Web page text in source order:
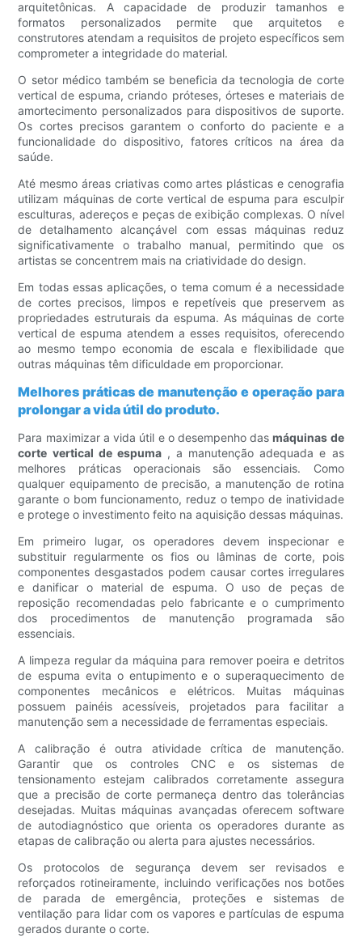
arquitetônicas. A capacidade de produzir tamanhos e
formatos personalizados permite que arquitetos e
construtores atendam a requisitos de projeto específicos sem
comprometer a integridade do material.
O setor médico também se beneficia da tecnologia de corte
vertical de espuma, criando próteses, órteses e materiais de
amortecimento personalizados para dispositivos de suporte.
Os cortes precisos garantem o conforto do paciente e a
funcionalidade do dispositivo, fatores críticos na área da
saúde.
Até mesmo áreas criativas como artes plásticas e cenografia
utilizam máquinas de corte vertical de espuma para esculpir
esculturas, adereços e peças de exibição complexas. O nível
de detalhamento alcançável com essas máquinas reduz
significativamente o trabalho manual, permitindo que os
artistas se concentrem mais na criatividade do design.
Em todas essas aplicações, o tema comum é a necessidade
de cortes precisos, limpos e repetíveis que preservem as
propriedades estruturais da espuma. As máquinas de corte
vertical de espuma atendem a esses requisitos, oferecendo
ao mesmo tempo economia de escala e flexibilidade que
outras máquinas têm dificuldade em proporcionar.
Melhores práticas de manutenção e operação para
prolongar a vida útil do produto.
Para maximizar a vida útil e o desempenho dasmáquinas de
corte vertical de espuma, a manutenção adequada e as
melhores práticas operacionais são essenciais. Como
qualquer equipamento de precisão, a manutenção de rotina
garante o bom funcionamento, reduz o tempo de inatividade
e protege o investimento feito na aquisição dessas máquinas.
Em primeiro lugar, os operadores devem inspecionar e
substituir regularmente os fios ou lâminas de corte, pois
componentes desgastados podem causar cortes irregulares
e danificar o material de espuma. O uso de peças de
reposição recomendadas pelo fabricante e o cumprimento
dos procedimentos de manutenção programada são
essenciais.
A limpeza regular da máquina para remover poeira e detritos
de espuma evita o entupimento e o superaquecimento de
componentes mecânicos e elétricos. Muitas máquinas
possuem painéis acessíveis, projetados para facilitar a
manutenção sem a necessidade de ferramentas especiais.
A calibração é outra atividade crítica de manutenção.
Garantir que os controles CNC e os sistemas de
tensionamento estejam calibrados corretamente assegura
que a precisão de corte permaneça dentro das tolerâncias
desejadas. Muitas máquinas avançadas oferecem software
de autodiagnóstico que orienta os operadores durante as
etapas de calibração ou alerta para ajustes necessários.
Os protocolos de segurança devem ser revisados ​​e
reforçados rotineiramente, incluindo verificações nos botões
de parada de emergência, proteções e sistemas de
ventilação para lidar com os vapores e partículas de espuma
gerados durante o corte.